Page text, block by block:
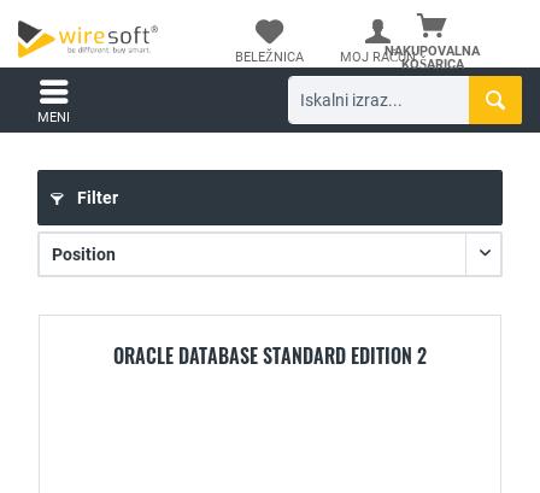
NAKUPOVALNA
KOŠARICA
BELEŽNICA MOJ RAČUN
MENI
Filter
ORACLE DATABASE STANDARD EDITION 2